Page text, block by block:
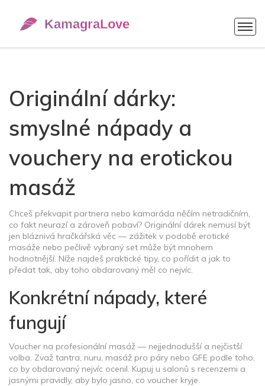
Originální dárky:
smyslné nápady a
vouchery na erotickou
masáž
Chceš překvapit partnera nebo kamaráda něčím netradičním,
co fakt neurazí a zároveň pobaví? Originální dárek nemusí být
jen bláznivá hračkářská věc — zážitek v podobě erotické
masáže nebo pečlivě vybraný set může být mnohem
hodnotnější. Níže najdeš praktické tipy, co pořídit a jak to
předat tak, aby toho obdarovaný měl co nejvíc.
Konkrétní nápady, které
fungují
Voucher na profesionální masáž — nejjednodušší a nejčistší
volba. Zvaž tantra, nuru, masáž pro páry nebo GFE podle toho,
co by obdarovaný nejvíc ocenil. Kupuj u salonů s recenzemi a
jasnými pravidly, aby bylo jasno, co voucher kryje.